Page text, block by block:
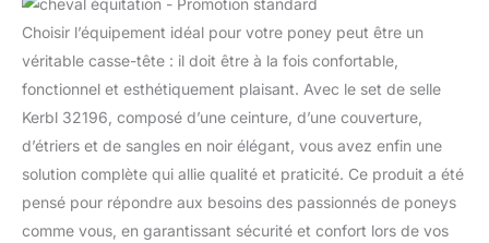
Choisir l’équipement idéal pour votre poney peut être un
véritable casse-tête : il doit être à la fois confortable,
fonctionnel et esthétiquement plaisant. Avec le set de selle
Kerbl 32196, composé d’une ceinture, d’une couverture,
d’étriers et de sangles en noir élégant, vous avez enfin une
solution complète qui allie qualité et praticité. Ce produit a été
pensé pour répondre aux besoins des passionnés de poneys
comme vous, en garantissant sécurité et confort lors de vos